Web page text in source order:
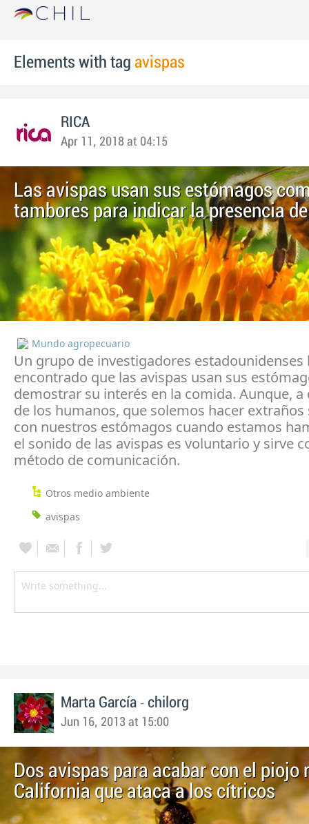
Elements with tag avispas
RICA
Apr 11, 2018 at 04:15
Las avispas usan sus estómagos
tambores para indicar la presencia
Mundo agropecuario
Un grupo de investigadores estadounidenses
encontrado que las avispas usan sus
demostrar su interés en la comida. Aunque, a
de los humanos, que solemos hacer extraños
con nuestros estómagos cuando estamos
el sonido de las avispas es voluntario y sirve
método de comunicación.
Otros medio ambiente
avispas
Marta García - chilorg
Jun 16, 2013 at 15:00
Dos avispas para acabar con el piojo
California que ataca a los cítricos